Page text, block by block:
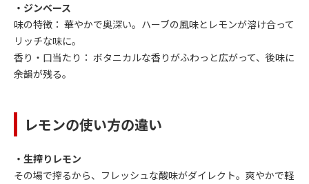
・ジンベース
味の特徴： 華やかで奥深い。ハーブの風味とレモンが溶け合って
リッチな味に。
香り・口当たり： ボタニカルな香りがふわっと広がって、後味に
余韻が残る。
レモンの使い方の違い
・生搾りレモン
その場で搾るから、フレッシュな酸味がダイレクト。爽やかで軽